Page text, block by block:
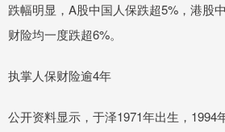
跌幅明显，A股中国人保跌超5%，港股
财险均一度跌超6%。
执掌人保财险逾4年
公开资料显示，于泽1971年出生，1994